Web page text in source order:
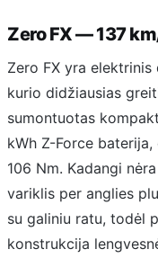
Zero FX — 137
Zero FX yra
kurio didžiausias
sumontuotas
kWh Z-Force
106 Nm. Kadangi
variklis per anglies
su galiniu ratu, todėl
konstrukcija